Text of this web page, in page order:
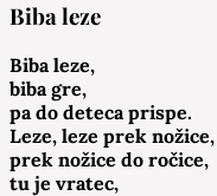
Biba leze
Biba leze,
biba gre,
pa do deteca prispe.
Leze, leze prek nožice,
prek nožice do ročice,
tu je vratec,